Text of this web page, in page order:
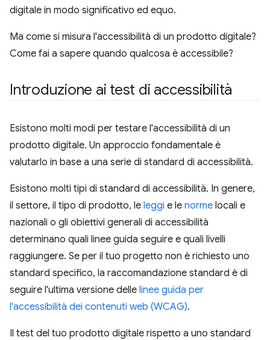
digitale in modo significativo ed equo.
Ma come si misura l'accessibilità di un prodotto digitale?
Come fai a sapere quando qualcosa è accessibile?
Introduzione ai test di accessibilità
Esistono molti modi per testare l'accessibilità di un
prodotto digitale. Un approccio fondamentale è
valutarlo in base a una serie di standard di accessibilità.
Esistono molti tipi di standard di accessibilità. In genere,
il settore, il tipo di prodotto, le leggi e le norme locali e
nazionali o gli obiettivi generali di accessibilità
determinano quali linee guida seguire e quali livelli
raggiungere. Se per il tuo progetto non è richiesto uno
standard specifico, la raccomandazione standard è di
seguire l'ultima versione delle linee guida per
l'accessibilità dei contenuti web (WCAG).
Il test del tuo prodotto digitale rispetto a uno standard